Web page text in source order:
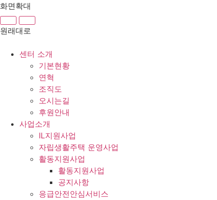
콘
텐
츠
화면확대
원래대로
센터 소개
기본현황
연혁
조직도
오시는길
후원안내
사업소개
IL지원사업
자립생활주택 운영사업
활동지원사업
활동지원사업
공지사항
응급안전안심서비스